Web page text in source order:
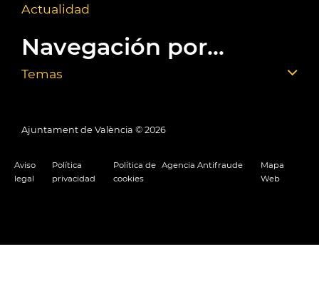
Actualidad
Navegación por...
Temas
Ajuntament de València © 2026
Aviso
legal
Política
privacidad
Política de
cookies
Agencia Antifraude
Mapa
Web